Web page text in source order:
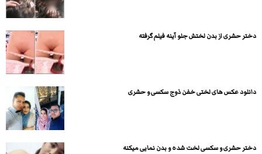
دختر حشری از بدن لختش جلو آینه فیلم گرفته
دانلود عکس های لختی خفن ذوج سکسی و حشری
دختر حشری و سکسی لخت شده و بدن نمایی میکنه